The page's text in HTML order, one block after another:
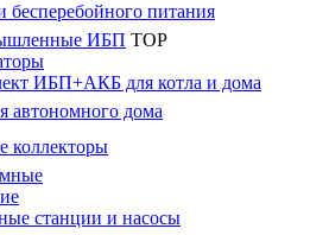
бесперебойного питания
ИБП TOP
ИБП+АКБ для котла и дома
автономного дома
коллекторы
станции и насосы